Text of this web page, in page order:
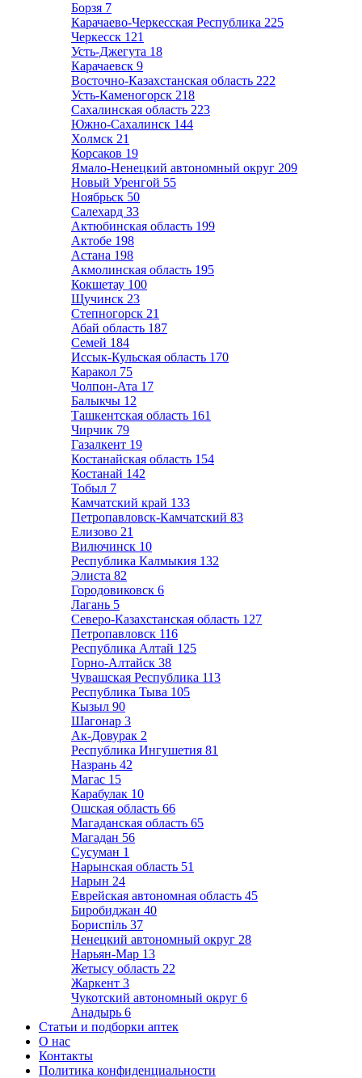
Борзя 7
Карачаево-Черкесская Республика 225
Черкесск 121
Усть-Джегута 18
Карачаевск 9
Восточно-Казахстанская область 222
Усть-Каменогорск 218
Сахалинская область 223
Южно-Сахалинск 144
Холмск 21
Корсаков 19
Ямало-Ненецкий автономный округ 209
Новый Уренгой 55
Ноябрьск 50
Салехард 33
Актюбинская область 199
Актобе 198
Астана 198
Акмолинская область 195
Кокшетау 100
Щучинск 23
Степногорск 21
Абай область 187
Семей 184
Иссык-Кульская область 170
Каракол 75
Чолпон-Ата 17
Балыкчы 12
Ташкентская область 161
Чирчик 79
Газалкент 19
Костанайская область 154
Костанай 142
Тобыл 7
Камчатский край 133
Петропавловск-Камчатский 83
Елизово 21
Вилючинск 10
Республика Калмыкия 132
Элиста 82
Городовиковск 6
Лагань 5
Северо-Казахстанская область 127
Петропавловск 116
Республика Алтай 125
Горно-Алтайск 38
Чувашская Республика 113
Республика Тыва 105
Кызыл 90
Шагонар 3
Ак-Довурак 2
Республика Ингушетия 81
Назрань 42
Магас 15
Карабулак 10
Ошская область 66
Магаданская область 65
Магадан 56
Сусуман 1
Нарынская область 51
Нарын 24
Еврейская автономная область 45
Биробиджан 40
Бориспіль 37
Ненецкий автономный округ 28
Нарьян-Мар 13
Жетысу область 22
Жаркент 3
Чукотский автономный округ 6
Анадырь 6
Статьи и подборки аптек
О нас
Контакты
Политика конфиденциальности